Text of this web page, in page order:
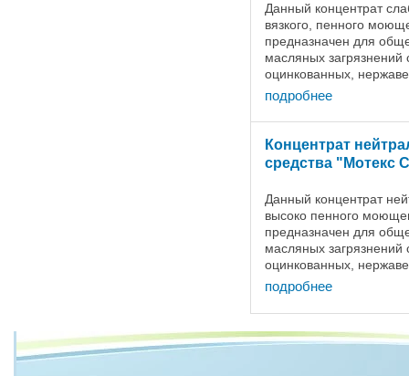
Данный концентрат
вязкого, пенного
предназначен для
масляных
оцинкованных,
контактирующих и не
продуктами питания: ...
подробнее
Концентрат
средства "Мотекс
Данный концентрат
высоко пенного
предназначен для
масляных
оцинкованных,
контактирующих и не
продуктами питания: ...
подробнее